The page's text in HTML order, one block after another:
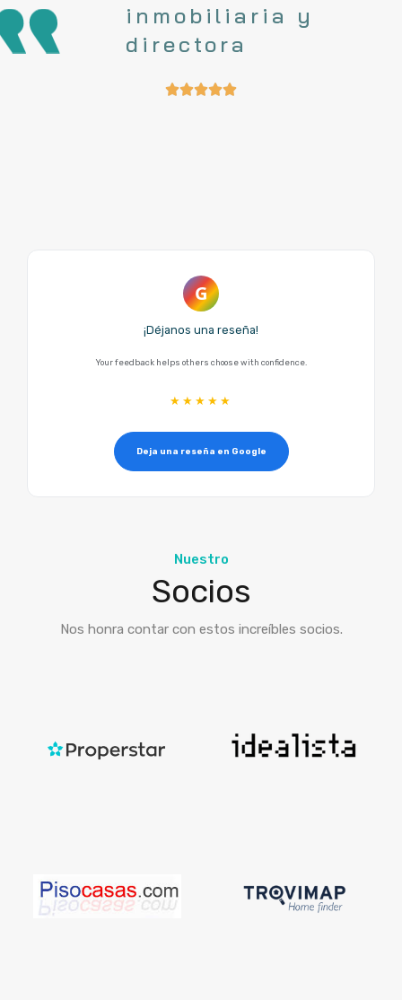
inmobiliaria y
directora
G
¡Déjanos una reseña!
Your feedback helps others choose with confidence.
★ ★ ★ ★ ★
Deja una reseña en Google
Nuestro
Socios
Nos honra contar con estos increíbles socios.